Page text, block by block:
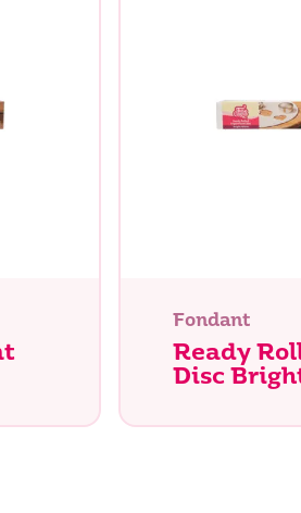
Fondant
Ready
Disc